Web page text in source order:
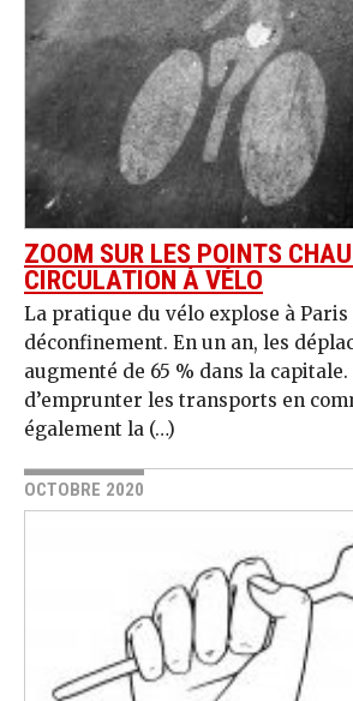
ZOOM SUR LES POINTS
CIRCULATION À VÉLO
La pratique du vélo explose à Paris
déconfinement. En un an, les
augmenté de 65 % dans la
d’emprunter les transports en
également la (…)
OCTOBRE 2020